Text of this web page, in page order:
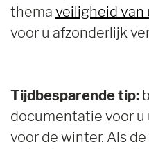
thema veiligheid van
voor u afzonderlijk
Tijdbesparende tip:
documentatie voor u
voor de winter. Als